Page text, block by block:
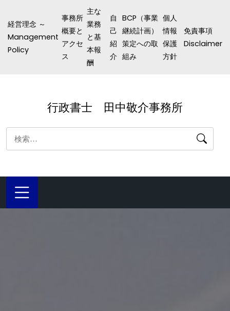
経営理念 ～
Management
Policy
事務所
概要と
アクセ
ス
主な
業務
と基
本報
酬
自
己
紹
介
BCP（事業
継続計画）
策定への取
組み
個人
情報
保護
方針
免責事項
Disclaimer
行政書士 田中敬介事務所
索: